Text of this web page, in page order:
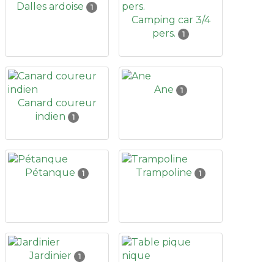
Dalles ardoise 1
Camping car 3/4
pers.
1
Canard coureur
indien
1
Ane 1
Pétanque 1 Trampoline 1
Jardinier 1